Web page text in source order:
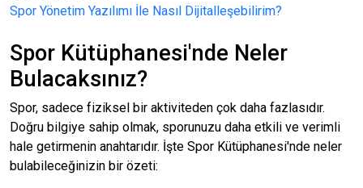
Spor Yönetim Yazılımı İle Nasıl Dijitalleşebilirim?
Spor Kütüphanesi'nde Neler
Bulacaksınız?
Spor, sadece fiziksel bir aktiviteden çok daha fazlasıdır.
Doğru bilgiye sahip olmak, sporunuzu daha etkili ve verimli
hale getirmenin anahtarıdır. İşte Spor Kütüphanesi'nde neler
bulabileceğinizin bir özeti: